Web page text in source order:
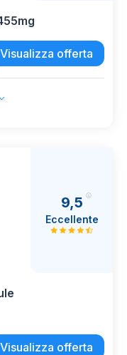
Visualizza offerta
9,5
Eccellente
Visualizza offerta